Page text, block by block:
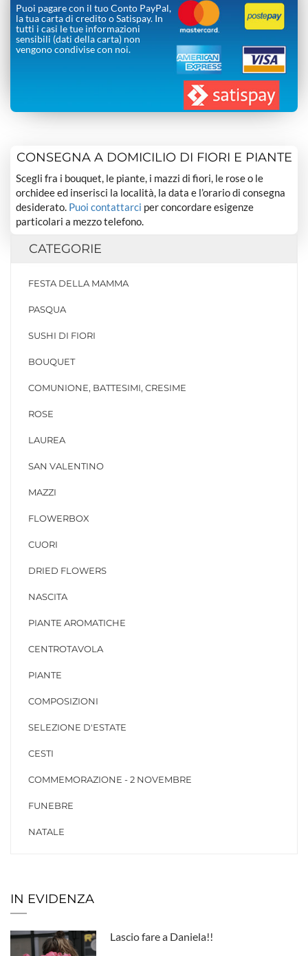
Puoi pagare con il tuo Conto PayPal,
la tua carta di credito o Satispay. In
tutti i casi le tue informazioni
sensibili (dati della carta) non
vengono condivise con noi.
CONSEGNA A DOMICILIO DI FIORI E PIANTE
Scegli fra i bouquet, le piante, i mazzi di fiori, le rose o le
orchidee ed inserisci la località, la data e l’orario di consegna
desiderato. Puoi contattarci per concordare esigenze
particolari a mezzo telefono.
CATEGORIE
FESTA DELLA MAMMA
PASQUA
SUSHI DI FIORI
BOUQUET
COMUNIONE, BATTESIMI, CRESIME
ROSE
LAUREA
SAN VALENTINO
MAZZI
FLOWERBOX
CUORI
DRIED FLOWERS
NASCITA
PIANTE AROMATICHE
CENTROTAVOLA
PIANTE
COMPOSIZIONI
SELEZIONE D'ESTATE
CESTI
COMMEMORAZIONE - 2 NOVEMBRE
FUNEBRE
NATALE
IN EVIDENZA
Lascio fare a Daniela!!